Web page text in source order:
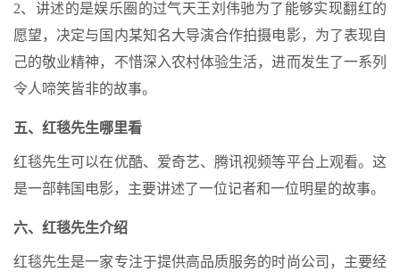
2、讲述的是娱乐圈的过气天王刘伟驰为了能够实现翻红的
愿望，决定与国内某知名大导演合作拍摄电影，为了表现自
己的敬业精神，不惜深入农村体验生活，进而发生了一系列
令人啼笑皆非的故事。
五、红毯先生哪里看
红毯先生可以在优酷、爱奇艺、腾讯视频等平台上观看。这
是一部韩国电影，主要讲述了一位记者和一位明星的故事。
六、红毯先生介绍
红毯先生是一家专注于提供高品质服务的时尚公司，主要经